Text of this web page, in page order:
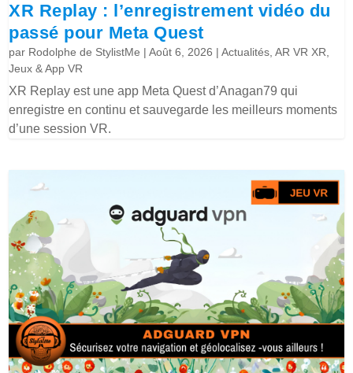
XR Replay : l’enregistrement vidéo du
passé pour Meta Quest
par Rodolphe de StylistMe |Août 6, 2026 |Actualités,AR VR XR,
Jeux & App VR
XR Replay est une app Meta Quest d’Anagan79 qui
enregistre en continu et sauvegarde les meilleurs moments
d’une session VR.